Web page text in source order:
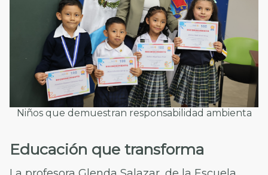
Niños que demuestran responsabilidad ambienta
Educación que transforma